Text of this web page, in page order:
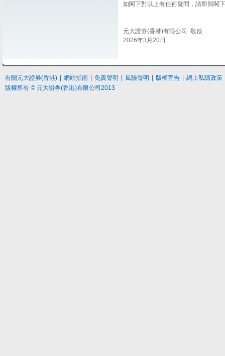
如閣下對以上有任何疑問，請即與閣
元大證券(香港)有限公司 敬啟
2026年3月20日
有關元大證券(香港) 網站指南 免責聲明 風險聲明 版權宣告
網上私隱政策
版權所有 © 元大證券(香港)有限公司2013